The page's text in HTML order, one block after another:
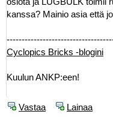
kanssa? Mainio asia että
Cyclopics Bricks -blogini
Kuulun ANKP:een!
Vastaa Lainaa